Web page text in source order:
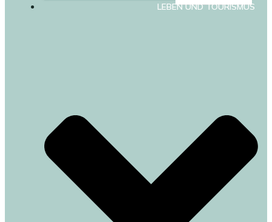
LEBEN UND TOURISMUS